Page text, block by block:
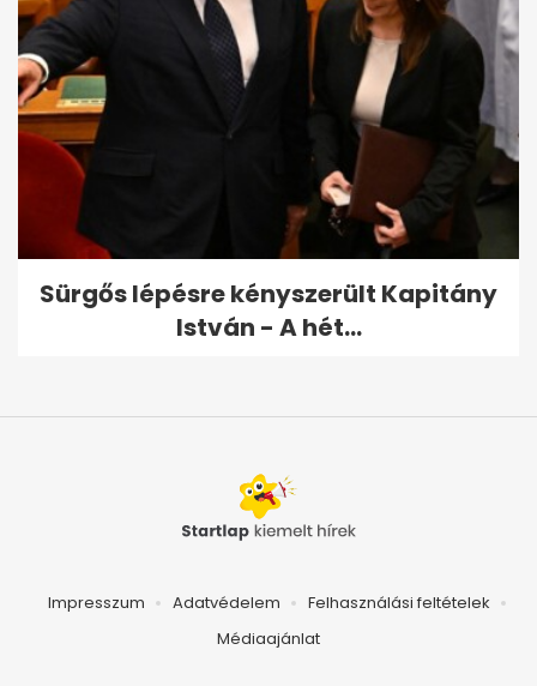
Sürgős lépésre kényszerült Kapitány
István - A hét...
Impresszum Adatvédelem
Felhasználási feltételek
Médiaajánlat